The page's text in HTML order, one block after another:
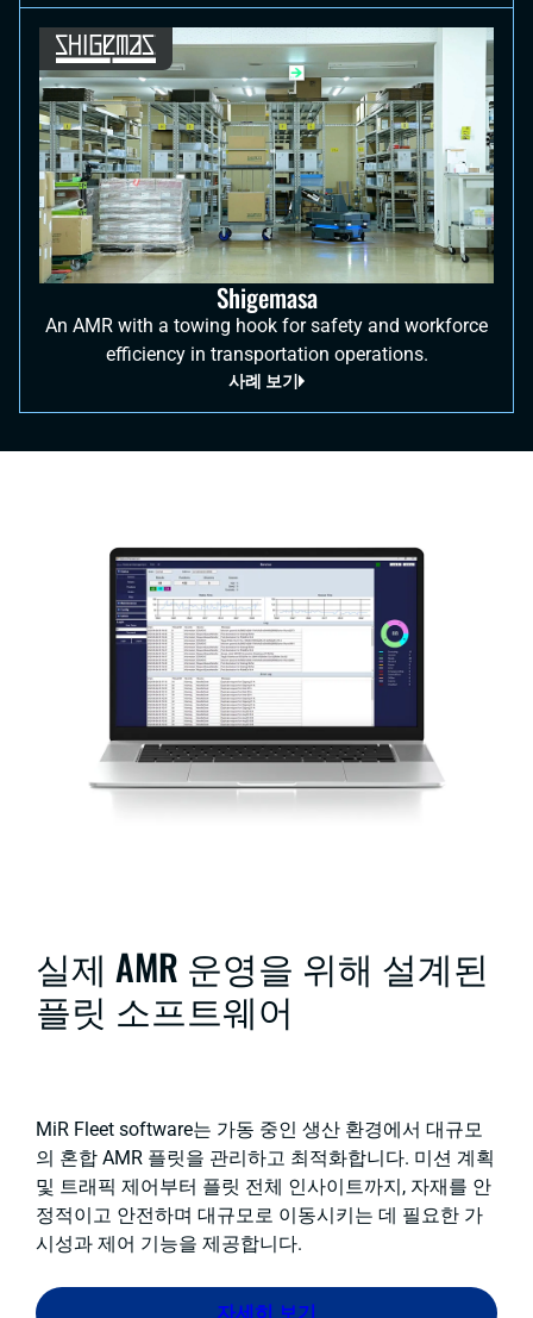
Shigemasa
An AMR with a towing hook for safety and workforce
efficiency in transportation operations.
사례 보기
실제 AMR 운영을 위해 설계된
플릿 소프트웨어
MiR Fleet software는 가동 중인 생산 환경에서 대규모
의 혼합 AMR 플릿을 관리하고 최적화합니다. 미션 계획
및 트래픽 제어부터 플릿 전체 인사이트까지, 자재를 안
정적이고 안전하며 대규모로 이동시키는 데 필요한 가
시성과 제어 기능을 제공합니다.
자세히 보기